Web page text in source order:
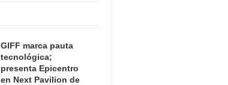
GIFF marca pauta
tecnológica;
presenta Epicentro
en Next Pavilion de